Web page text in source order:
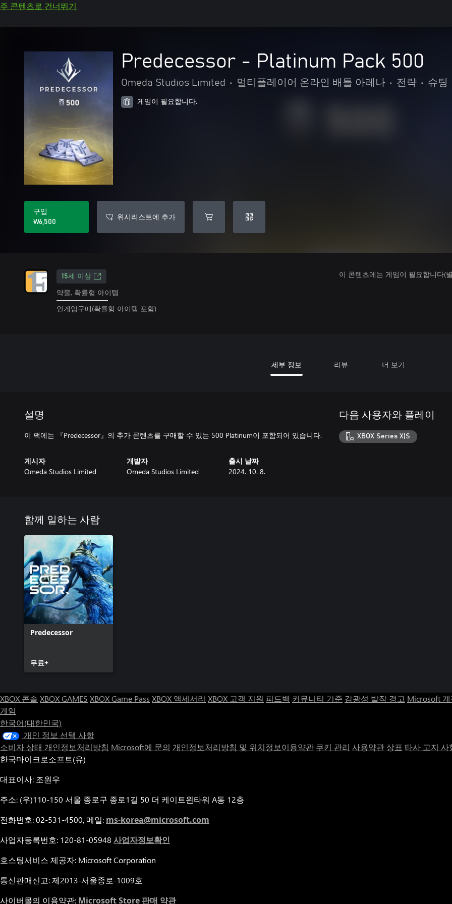
주 콘텐츠로 건너뛰기
Predecessor - Platinum Pack 500
Omeda Studios Limited • 멀티플레이어 온라인 배틀 아레나 • 전략 • 슈팅
게임이 필요합니다.
구입
₩6,500
위시리스트에 추가
15세 이상
약물, 확률형 아이템
인게임구매(확률형 아이템 포함)
이 콘텐츠에는 게임이 필요합니다(
세부 정보 리뷰 더 보기
설명
이 팩에는 『Predecessor』의 추가 콘텐츠를 구매할 수 있는 500 Platinum이 포함되어 있습니다.
게시자
Omeda Studios Limited
개발자
Omeda Studios Limited
출시 날짜
2024. 10. 8.
다음 사용자와 플레이
XBOX Series X|S
함께 일하는 사람
Predecessor
무료+
XBOX 콘솔 XBOX GAMES XBOX Game Pass XBOX 액세서리 XBOX 고객 지원 피드백 커뮤니티 기준 감광성 발작 경고 Microsoft
게임
한국어(대한민국)
개인 정보 선택 사항
소비자 상태 개인정보처리방침 Microsoft에 문의 개인정보처리방침 및 위치정보이용약관 쿠키 관리 사용약관 상표 타사 고지 사
한국마이크로소프트(유)
대표이사: 조원우
주소: (우)110-150 서울 종로구 종로1길 50 더 케이트윈타워 A동 12층
전화번호: 02-531-4500, 메일: ms-korea@microsoft.com
사업자등록번호: 120-81-05948 사업자정보확인
호스팅서비스 제공자: Microsoft Corporation
통신판매신고: 제2013-서울종로-1009호
사이버몰의 이용약관: Microsoft Store 판매 약관